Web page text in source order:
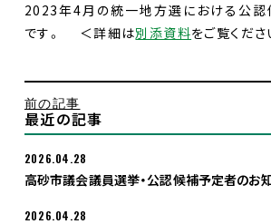
お知らせ
支援ボランティア募集
入党希望
2023年4月の統一地方選における公認
です。 ＜詳細は別添資料をご覧くださ
前の記事
最近の記事
2026.04.28
高砂市議会議員選挙・公認候補予定者のお
2026.04.28